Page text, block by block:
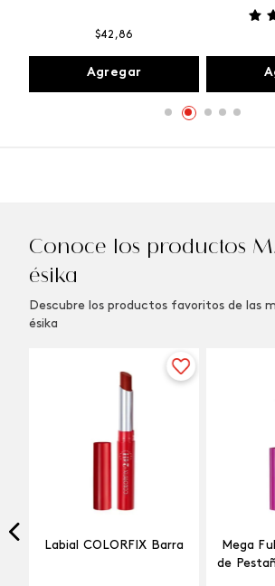
$42 ,86
Agregar
Conoce los productos
ésika
Descubre los productos favoritos de las
ésika
Labial COLORFIX Barra
Mega
de